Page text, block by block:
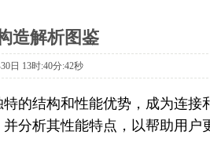
造解析图鉴
日 13时:40分:42秒
特的结构和性能优势，成为连接
分析其性能特点，以帮助用户